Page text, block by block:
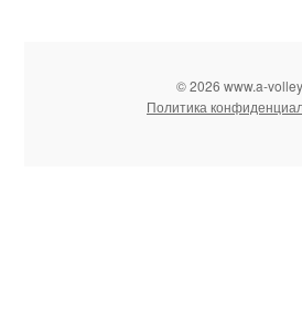
© 2026 www.a-
Политика